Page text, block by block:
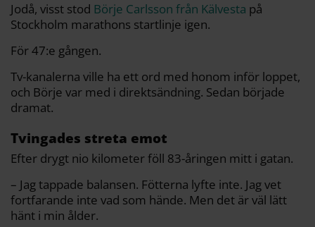
Jodå, visst stod Börje Carlsson från Kälvesta på
Stockholm marathons startlinje igen.
För 47:e gången.
Tv-kanalerna ville ha ett ord med honom inför loppet,
och Börje var med i direktsändning. Sedan började
dramat.
Tvingades streta emot
Efter drygt nio kilometer föll 83-åringen mitt i gatan.
– Jag tappade balansen. Fötterna lyfte inte. Jag vet
fortfarande inte vad som hände. Men det är väl lätt
hänt i min ålder.